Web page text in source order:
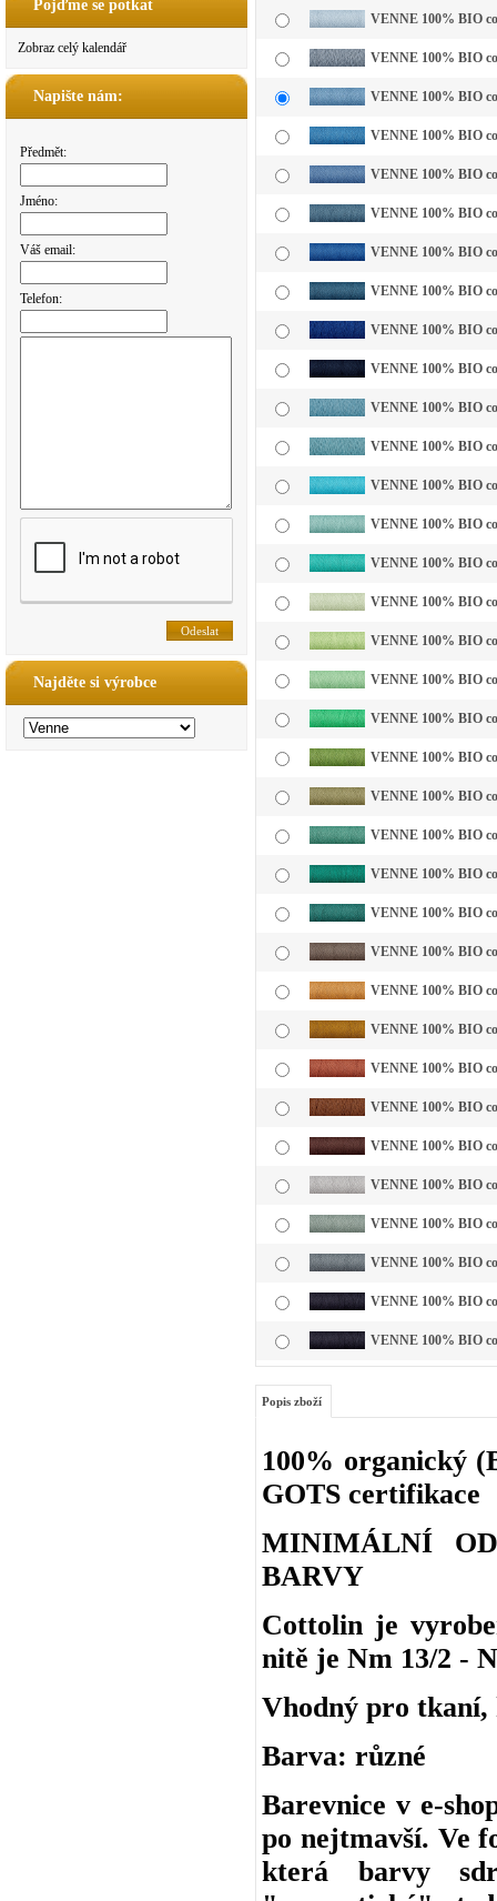
Pojďme se potkat
Zobraz celý kalendář
Napište nám:
Předmět:
Jméno:
Váš email:
Telefon:
Najděte si výrobce
VENNE 100% BIO
VENNE 100% BIO
VENNE 100% BIO
VENNE 100% BIO
VENNE 100% BIO
VENNE 100% BIO
VENNE 100% BIO
VENNE 100% BIO
VENNE 100% BIO
VENNE 100% BIO
VENNE 100% BIO
VENNE 100% BIO
VENNE 100% BIO
VENNE 100% BIO
VENNE 100% BIO
VENNE 100% BIO
VENNE 100% BIO
VENNE 100% BIO
VENNE 100% BIO
VENNE 100% BIO
VENNE 100% BIO
VENNE 100% BIO
VENNE 100% BIO
VENNE 100% BIO
VENNE 100% BIO
VENNE 100% BIO
VENNE 100% BIO
VENNE 100% BIO
VENNE 100% BIO
VENNE 100% BIO
VENNE 100% BIO
VENNE 100% BIO
VENNE 100% BIO
VENNE 100% BIO
VENNE 100% BIO
Popis zboží
100% organický
GOTS certifikace
MINIMÁLNÍ
BARVY
Cottolin je
nitě je Nm 13/2 -
Vhodný pro tkaní,
Barva: různé
Barevnice v e-
po nejtmavší. Ve
která barvy